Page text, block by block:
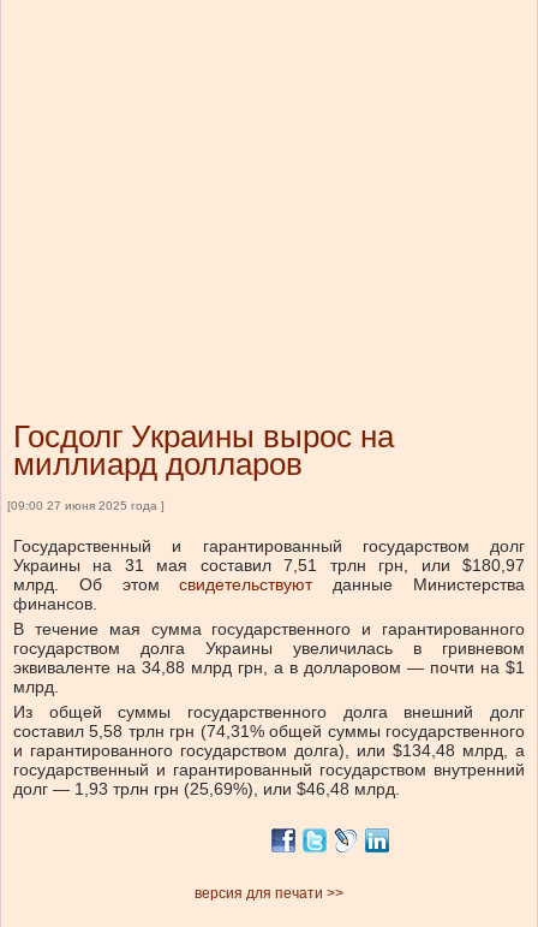
Госдолг Украины вырос на
миллиард долларов
[09:00 27 июня 2025 года ]
Государственный и гарантированный государством долг
Украины на 31 мая составил 7,51 трлн грн, или $180,97
млрд.
Об этом свидетельствуют
данные Министерства
финансов.
В течение мая сумма государственного и гарантированного
государством долга Украины увеличилась в гривневом
эквиваленте на 34,88 млрд грн, а в долларовом — почти на $1
млрд.
Из общей суммы государственного долга внешний долг
составил 5,58 трлн грн (74,31% общей суммы государственного
и гарантированного государством долга), или $134,48 млрд, а
государственный и гарантированный государством внутренний
долг — 1,93 трлн грн (25,69%), или $46,48 млрд.
версия для печати >>